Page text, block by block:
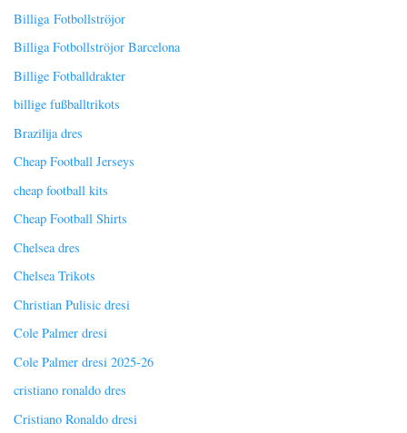
Billiga Fotbollströjor
Billiga Fotbollströjor Barcelona
Billige Fotballdrakter
billige fußballtrikots
Brazilija dres
Cheap Football Jerseys
cheap football kits
Cheap Football Shirts
Chelsea dres
Chelsea Trikots
Christian Pulisic dresi
Cole Palmer dresi
Cole Palmer dresi 2025-26
cristiano ronaldo dres
Cristiano Ronaldo dresi